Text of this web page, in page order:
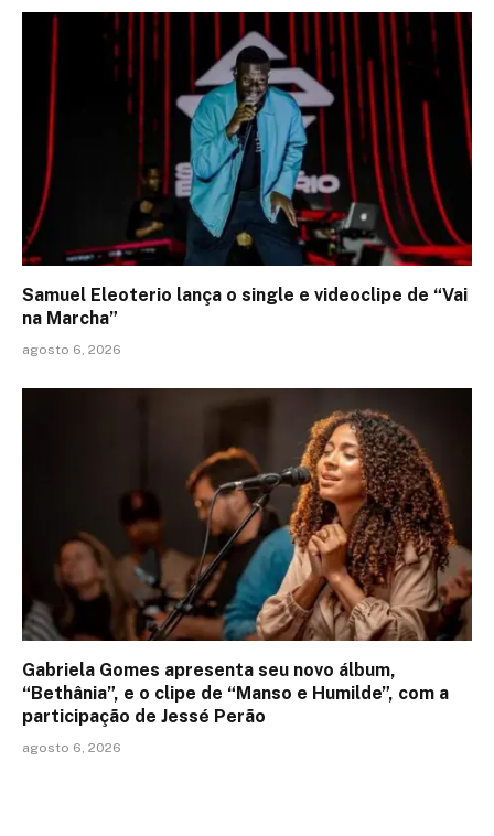
Samuel Eleoterio lança o single e videoclipe de “Vai
na Marcha”
agosto 6, 2026
Gabriela Gomes apresenta seu novo álbum,
“Bethânia”, e o clipe de “Manso e Humilde”, com a
participação de Jessé Perão
agosto 6, 2026